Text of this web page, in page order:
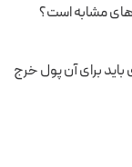
های مشابه است؟
برای آن پول خرج